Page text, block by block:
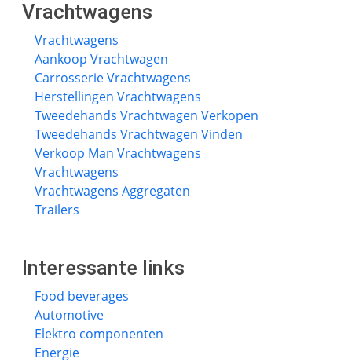
Vrachtwagens
Vrachtwagens
Aankoop Vrachtwagen
Carrosserie Vrachtwagens
Herstellingen Vrachtwagens
Tweedehands Vrachtwagen Verkopen
Tweedehands Vrachtwagen Vinden
Verkoop Man Vrachtwagens
Vrachtwagens
Vrachtwagens Aggregaten
Trailers
Interessante links
Food beverages
Automotive
Elektro componenten
Energie